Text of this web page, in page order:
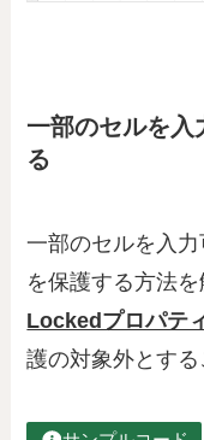
一部のセルを入
る
一部のセルを入
を保護する方法を
Lockedプロパテ
護の対象外とする